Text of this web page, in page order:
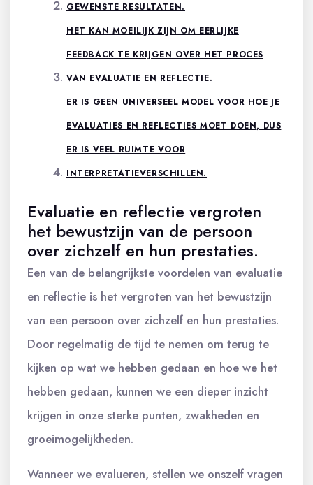
GEWENSTE RESULTATEN.
HET KAN MOEILIJK ZIJN OM EERLIJKE
FEEDBACK TE KRIJGEN OVER HET PROCES
VAN EVALUATIE EN REFLECTIE.
ER IS GEEN UNIVERSEEL MODEL VOOR HOE JE
EVALUATIES EN REFLECTIES MOET DOEN, DUS
ER IS VEEL RUIMTE VOOR
INTERPRETATIEVERSCHILLEN.
Evaluatie en reflectie vergroten
het bewustzijn van de persoon
over zichzelf en hun prestaties.
Een van de belangrijkste voordelen van evaluatie
en reflectie is het vergroten van het bewustzijn
van een persoon over zichzelf en hun prestaties.
Door regelmatig de tijd te nemen om terug te
kijken op wat we hebben gedaan en hoe we het
hebben gedaan, kunnen we een dieper inzicht
krijgen in onze sterke punten, zwakheden en
groeimogelijkheden.
Wanneer we evalueren, stellen we onszelf vragen